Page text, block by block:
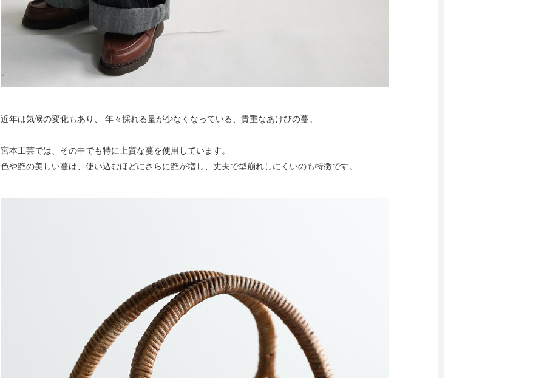
近年は気候の変化もあり、 年々採れる量が少なくなっている、貴重なあけびの蔓。
宮本工芸では、その中でも特に上質な蔓を使用しています。
色や艶の美しい蔓は、使い込むほどにさらに艶が増し、丈夫で型崩れしにくいのも特徴です。